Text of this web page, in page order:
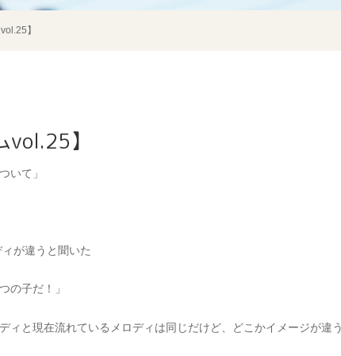
】
vol.25】
いて」
が違うと聞いた
の子だ！」
ィと現在流れているメロディは同じだけど、どこかイメージが違